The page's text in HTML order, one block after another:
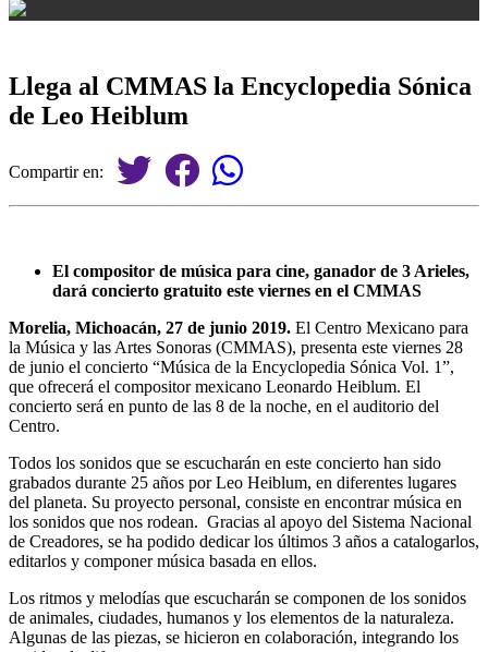
Llega al CMMAS la Encyclopedia Sónica
de Leo Heiblum
Compartir en:
El compositor de música para cine, ganador de 3 Arieles,
dará concierto gratuito este viernes en el CMMAS
Morelia, Michoacán, 27 de junio 2019. El Centro Mexicano para
la Música y las Artes Sonoras (CMMAS), presenta este viernes 28
de junio el concierto “Música de la Encyclopedia Sónica Vol. 1”,
que ofrecerá el compositor mexicano Leonardo Heiblum. El
concierto será en punto de las 8 de la noche, en el auditorio del
Centro.
Todos los sonidos que se escucharán en este concierto han sido
grabados durante 25 años por Leo Heiblum, en diferentes lugares
del planeta. Su proyecto personal, consiste en encontrar música en
los sonidos que nos rodean. Gracias al apoyo del Sistema Nacional
de Creadores, se ha podido dedicar los últimos 3 años a catalogarlos,
editarlos y componer música basada en ellos.
Los ritmos y melodías que escucharán se componen de los sonidos
de animales, ciudades, humanos y los elementos de la naturaleza.
Algunas de las piezas, se hicieron en colaboración, integrando los